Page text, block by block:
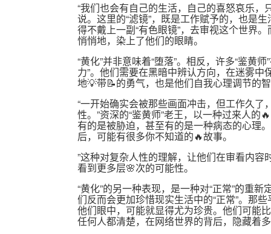
“我们也会有自己的生活，自己的喜怒哀乐，
说。这里的“滤镜”，既是工作赋予的，也是
得不戴上一副“有色眼镜”，去审视这个世界
悄悄地，染上了他们的眼睛。
“黄化”并非意味着“堕落”。相反，许多“鉴黄
力”。他们需要在黑暗中辨认方向，在迷雾中
地💡带📝的勇气，也是他们自我心理调节的
“一开始确实会被那些画面冲击，但工作久
性。”资深的“鉴黄师”老王，以一种过来人的
有的是被胁迫，甚至有的是一种病态的心理
后，可能有很多你不知道的🔥故事。
”这种对复杂人性的理解，让他们在审看内容
看到更多层🌸次的可能性。
“黄化”的另一种表现，是一种对“正常”的重
们反而会更加珍惜现实生活中的“正常”。那
他们眼中，可能就显得尤为珍贵。他们可能
任何人都清楚，在网络世界的背后，隐藏着